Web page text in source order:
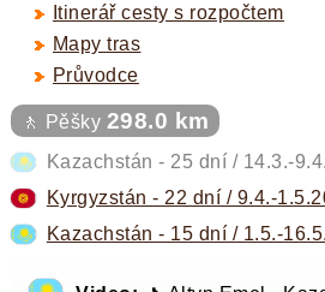
Itinerář cesty s rozpočtem
Mapy tras
Průvodce
🚶 Pěšky 298.0 km
Kazachstán - 25 dní / 14.3.-
Kyrgyzstán - 22 dní / 9.4.-
Kazachstán - 15 dní / 1.5.-